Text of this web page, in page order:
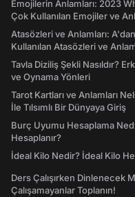
Emojilerin Anlamları: 2023
Çok Kullanılan Emojiler ve
Atasözleri ve Anlamları:
Kullanılan Atasözleri ve
Tavla Diziliş Şekli Nasıldır?
ve Oynama Yönleri
Tarot Kartları ve Anlamları
İle Tılsımlı Bir Dünyaya Giriş
Burç Uyumu Hesaplama
Hesaplanır?
İdeal Kilo Nedir? İdeal Kilo
Ders Çalışırken Dinlenecek
Çalışamayanlar Toplanın!